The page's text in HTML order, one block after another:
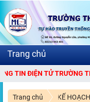
ĐIỆN TỬ TRƯỜNG THPT
Trang chủ KẾ